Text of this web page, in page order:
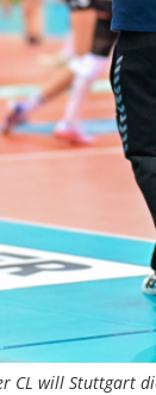
CL will Stuttgart